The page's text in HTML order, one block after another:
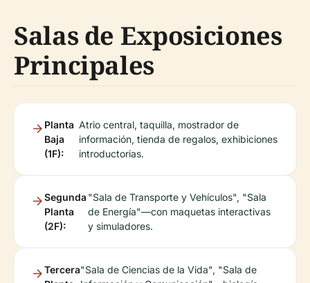
Salas de Exposiciones
Principales
Planta
Baja
(1F):
Atrio central, taquilla, mostrador de
información, tienda de regalos, exhibiciones
introductorias.
Segunda
Planta
(2F):
"Sala de Transporte y Vehículos", "Sala
de Energía"—con maquetas interactivas
y simuladores.
Tercera"Sala de Ciencias de la Vida", "Sala de